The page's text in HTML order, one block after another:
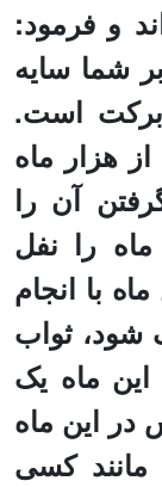
و فرمود:
شما سایه
است.
هزار ماه
آن را
را نفل
با انجام
شود،ثواب
این ماه یک
این ماه
مانند کسی